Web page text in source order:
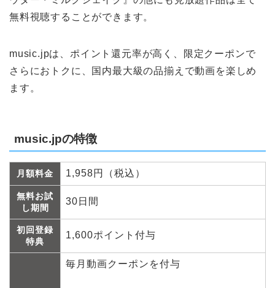
無料視聴することができます。
music.jpは、ポイント還元率が高く、限定クーポンで
さらにおトクに、国内最大級の品揃えで動画を楽しめ
ます。
music.jpの特徴
月額料金 1,958円（税込）
無料お試
し期間
30日間
初回登録
特典
1,600ポイント付与
毎月動画クーポンを付与